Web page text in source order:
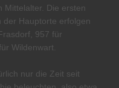
Mittelalter. Die ersten
der Hauptorte erfolgen
957 für
Wildenwart.
nur die Zeit seit